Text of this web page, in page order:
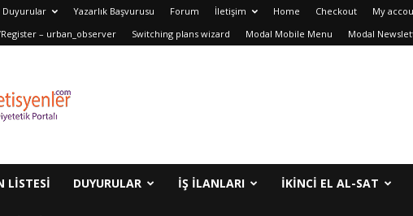
Duyurular Yazarlık Başvurusu Forum İletişim Home Checkout My
– urban_observer Switching plans wizard Modal Mobile Menu Modal
LISTESI DUYURULAR İŞ İLANLARI IKINCI EL AL-SAT